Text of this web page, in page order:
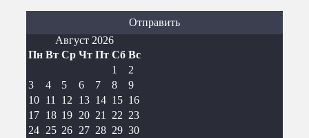
Август 2026
Пн Вт Ср Чт Пт Сб Вс
1
2
3
4 5 6 7 8
9
10 11 12 13 14 15 16
17 18 19 20 21 22 23
24 25 26 27 28 29 30